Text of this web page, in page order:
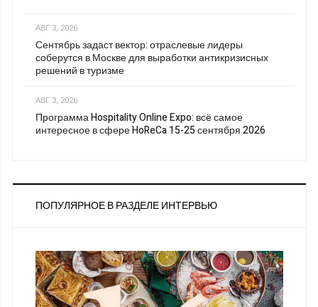
АВГ 3, 2026
Сентябрь задаст вектор: отраслевые лидеры
соберутся в Москве для выработки антикризисных
решений в туризме
АВГ 3, 2026
Программа Hospitality Online Expo: всё самое
интересное в сфере HoReCa 15-25 сентября 2026
ПОПУЛЯРНОЕ В РАЗДЕЛЕ ИНТЕРВЬЮ